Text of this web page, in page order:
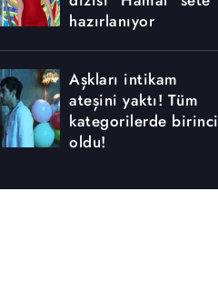
hazırlanıyor
Aşkları intikam
ateşini yaktı! Tüm
kategorilerde birinci
oldu!